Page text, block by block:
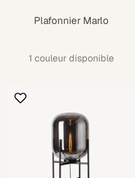
Plafonnier Marlo
1 couleur disponible